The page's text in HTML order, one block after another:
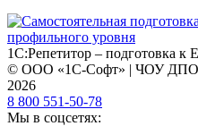
1С:Репетитор – подготовка к
© ООО «1С-Софт» | ЧОУ
2026
8 800 551-50-78
Мы в соцсетях: